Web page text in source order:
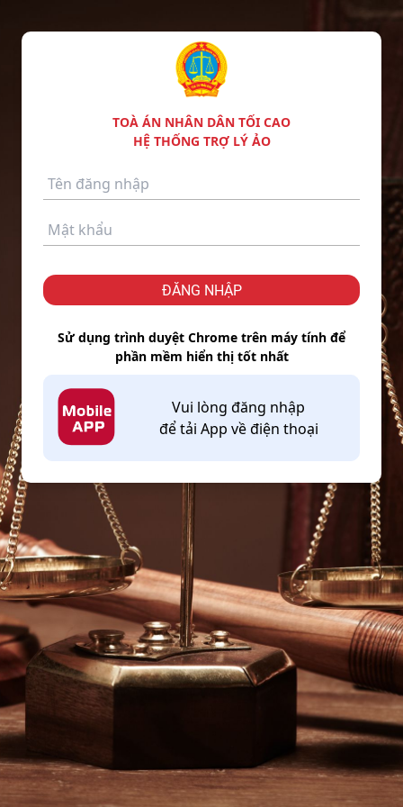
TOÀ ÁN NHÂN DÂN TỐI CAO
HỆ THỐNG TRỢ LÝ ẢO
ĐĂNG NHẬP
Sử dụng trình duyệt Chrome trên máy tính để
phần mềm hiển thị tốt nhất
Vui lòng đăng nhập
để tải App về điện thoại